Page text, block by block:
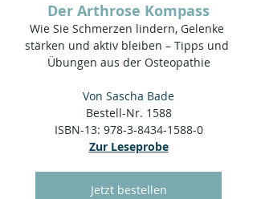
Der Arthrose Kompass
Wie Sie Schmerzen lindern, Gelenke
stärken und aktiv bleiben – Tipps und
Übungen aus der Osteopathie
Von Sascha Bade
Bestell-Nr. 1588
ISBN-13: 978-3-8434-1588-0
Zur Leseprobe
Jetzt bestellen